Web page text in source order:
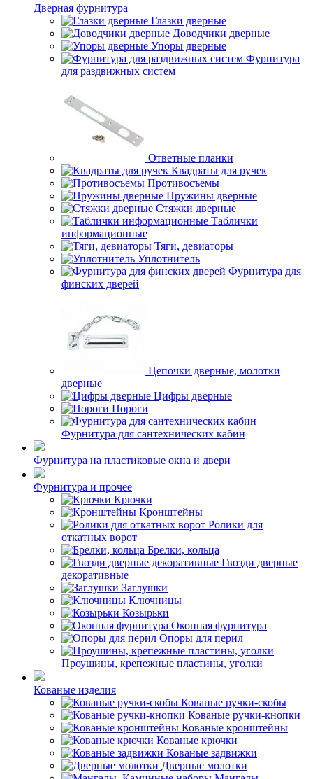
Дверная фурнитура
Глазки дверные
Доводчики дверные
Упоры дверные
Фурнитура
для раздвижных систем
Ответные планки
Квадраты для ручек
Противосъемы
Пружины дверные
Стяжки дверные
Таблички
информационные
Тяги, девиаторы
Уплотнитель
Фурнитура для
финских дверей
Цепочки дверные, молотки
дверные
Цифры дверные
Пороги
Фурнитура для сантехнических кабин
Фурнитура на пластиковые окна и двери
Фурнитура и прочее
Крючки
Кронштейны
Ролики для
откатных ворот
Брелки, кольца
Гвозди дверные
декоративные
Заглушки
Ключницы
Козырьки
Оконная фурнитура
Опоры для перил
Проушины, крепежные пластины, уголки
Кованые изделия
Кованые ручки-скобы
Кованые ручки-кнопки
Кованые кронштейны
Кованые крючки
Кованые задвижки
Дверные молотки